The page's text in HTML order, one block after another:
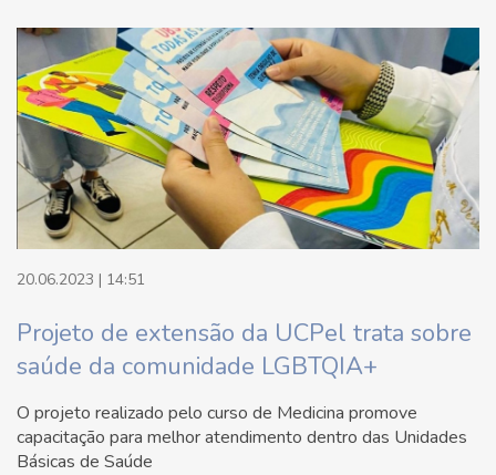
20.06.2023 | 14:51
Projeto de extensão da UCPel trata sobre
saúde da comunidade LGBTQIA+
O projeto realizado pelo curso de Medicina promove
capacitação para melhor atendimento dentro das Unidades
Básicas de Saúde